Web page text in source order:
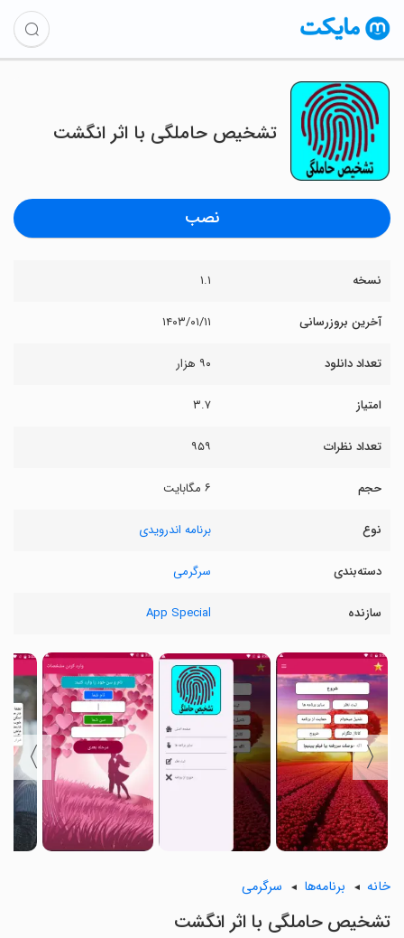
تشخیص حاملگی با اثر انگشت
نصب
نسخه ۱.۱
آخرین بروزرسانی ۱۴۰۳/۰۱/۱۱
تعداد دانلود ۹۰ هزار
امتیاز ۳.۷
تعداد نظرات ۹۵۹
حجم ۶ مگابایت
نوع برنامه اندرویدی
دسته‌بندی سرگرمی
سازنده App Special
〈
〉
خانه برنامه‌ها سرگرمی
تشخیص حاملگی با اثر انگشت